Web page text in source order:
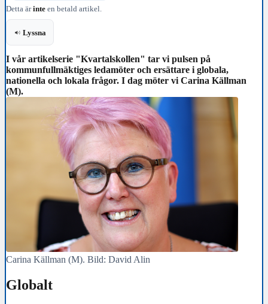
Detta ärinte en betald artikel.
Lyssna
I vår artikelserie "Kvartalskollen" tar vi pulsen på
kommunfullmäktiges ledamöter och ersättare i globala,
nationella och lokala frågor. I dag möter vi Carina Källman
(M).
Carina Källman (M). Bild: David Alin
Globalt